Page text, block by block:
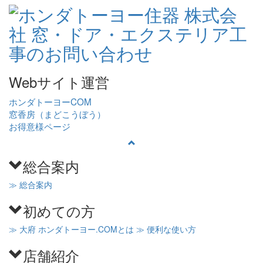
Webサイト運営
ホンダトーヨーCOM
窓香房（まどこうぼう）
お得意様ページ
総合案内
≫ 総合案内
初めての方
≫ 大府 ホンダトーヨー.COMとは ≫ 便利な使い方
店舗紹介